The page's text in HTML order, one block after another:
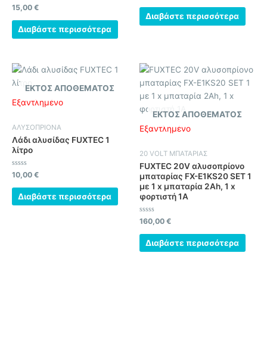
Βαθμολογήθηκε
0
από
15,00 €
Διαβάστε περισσότερα
0
απόΔιαβάστε περισσότερα
ΕΚΤΌΣ ΑΠΟΘΈΜΑΤΟΣ
Εξαντλημένο
ΑΛΥΣΟΠΡΙΟΝΑ
Λάδι αλυσίδας FUXTEC 1
λίτρο
Βαθμολογήθηκε
με
0
από
10,00 €
Διαβάστε περισσότερα
ΕΚΤΌΣ ΑΠΟΘΈΜΑΤΟΣ
Εξαντλημένο
20 VOLT ΜΠΑΤΑΡΙΑΣ
FUXTEC 20V αλυσοπρίονο
μπαταρίας FX-E1KS20 SET 1
με 1 x μπαταρία 2Ah, 1 x
φορτιστή 1A
Βαθμολογήθηκε
με
0
από
160,00 €
Διαβάστε περισσότερα